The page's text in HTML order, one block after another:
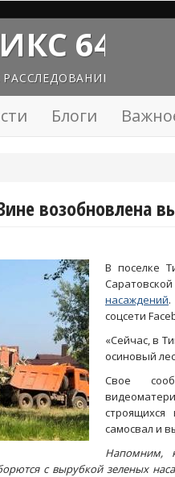
64
Блоги
возобновлена
В поселке
насаждений.
соцсети
«Сейчас, в
осиновый
Свое
строящихся
самосвал и
Напомним,
с вырубкой зеленых